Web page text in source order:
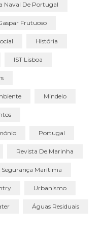
Naval De Portugal
Frutuoso
História
IST Lisboa
Mindelo
Portugal
Revista De Marinha
Segurança Marítima
Urbanismo
Águas Residuais